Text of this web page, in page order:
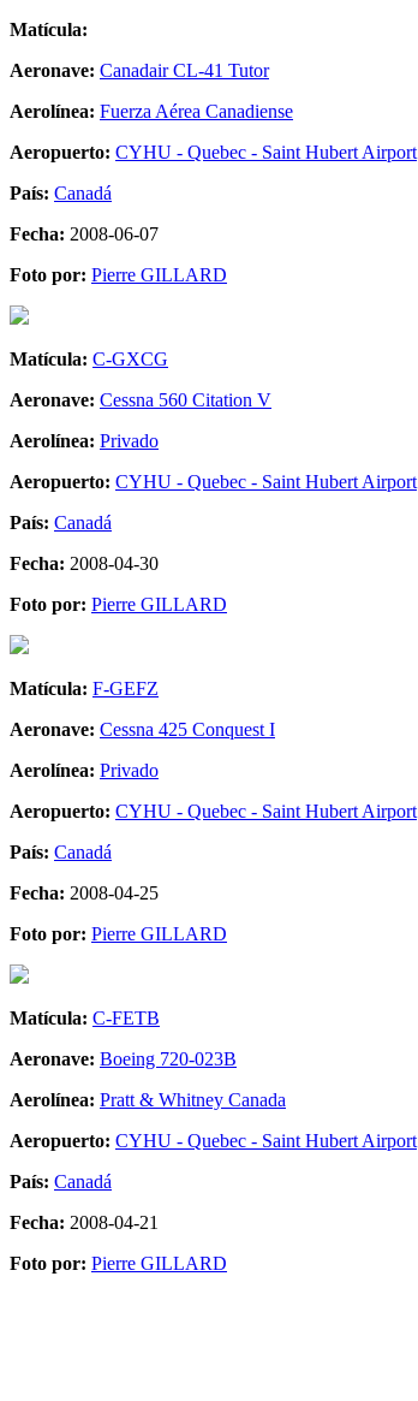
Matícula:
Aeronave: Canadair CL-41 Tutor
Aerolínea: Fuerza Aérea Canadiense
Aeropuerto: CYHU - Quebec - Saint Hubert Airport
País: Canadá
Fecha: 2008-06-07
Foto por: Pierre GILLARD
Matícula: C-GXCG
Aeronave: Cessna 560 Citation V
Aerolínea: Privado
Aeropuerto: CYHU - Quebec - Saint Hubert Airport
País: Canadá
Fecha: 2008-04-30
Foto por: Pierre GILLARD
Matícula: F-GEFZ
Aeronave: Cessna 425 Conquest I
Aerolínea: Privado
Aeropuerto: CYHU - Quebec - Saint Hubert Airport
País: Canadá
Fecha: 2008-04-25
Foto por: Pierre GILLARD
Matícula: C-FETB
Aeronave: Boeing 720-023B
Aerolínea: Pratt & Whitney Canada
Aeropuerto: CYHU - Quebec - Saint Hubert Airport
País: Canadá
Fecha: 2008-04-21
Foto por: Pierre GILLARD